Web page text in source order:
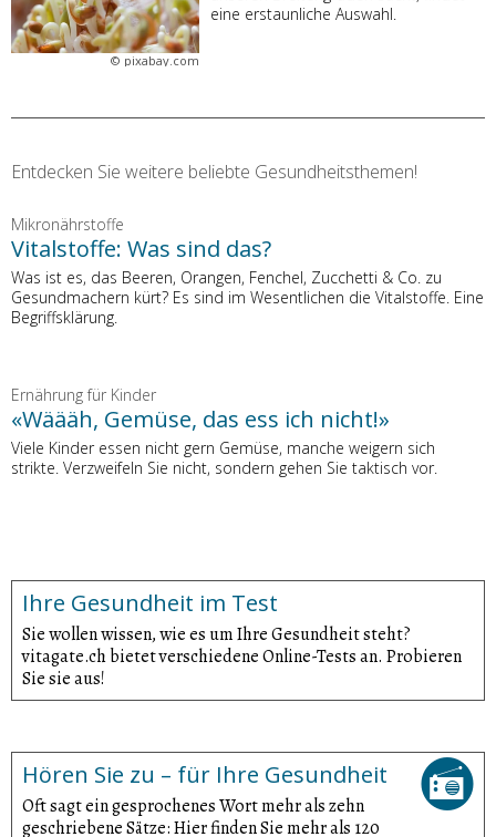
© pixabay.com
eine erstaunliche Auswahl.
Entdecken Sie weitere beliebte Gesundheitsthemen!
Mikronährstoffe
Vitalstoffe: Was sind das?
Was ist es, das Beeren, Orangen, Fenchel, Zucchetti & Co. zu
Gesundmachern kürt? Es sind im Wesentlichen die Vitalstoffe. Eine
Begriffsklärung.
Ernährung für Kinder
«Wäääh, Gemüse, das ess ich nicht!»
Viele Kinder essen nicht gern Gemüse, manche weigern sich
strikte. Verzweifeln Sie nicht, sondern gehen Sie taktisch vor.
Ihre Gesundheit im Test
Sie wollen wissen, wie es um Ihre Gesundheit steht?
vitagate.ch bietet verschiedene Online-Tests an. Probieren
Sie sie aus!
Hören Sie zu – für Ihre Gesundheit
Oft sagt ein gesprochenes Wort mehr als zehn
geschriebene Sätze: Hier finden Sie mehr als 120